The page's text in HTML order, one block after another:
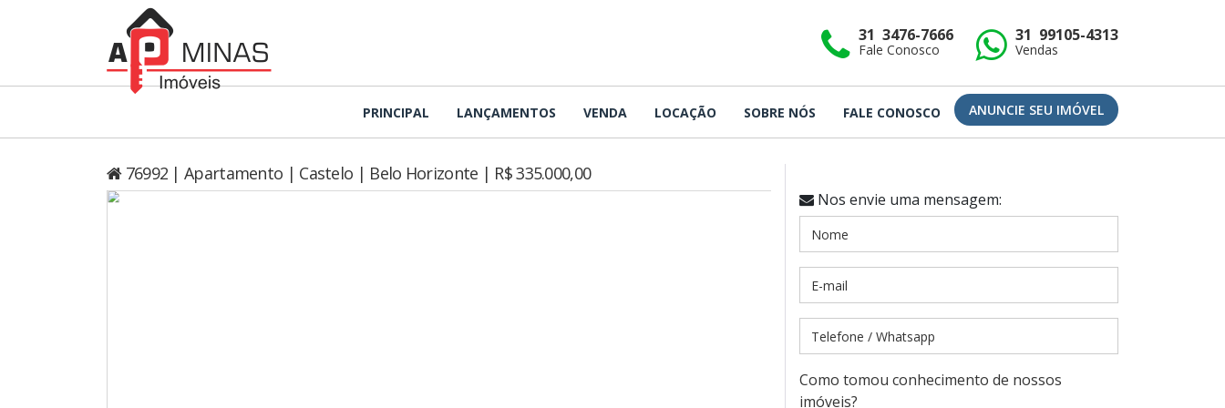
31 3476-7666
Fale Conosco
31 99105-4313
Vendas
PRINCIPAL LANÇAMENTOS VENDA LOCAÇÃO SOBRE NÓS FALE CONOSCO ANUNCIE SEU IMÓVEL
76992 | Apartamento | Castelo | Belo Horizonte | R$ 335.000,00
Nos envie uma mensagem:
Como tomou conhecimento de nossos
imóveis?